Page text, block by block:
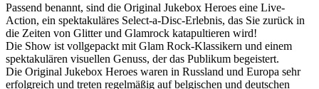
Passend benannt, sind die Original Jukebox Heroes eine Live-
Action, ein spektakuläres Select-a-Disc-Erlebnis, das Sie zurück in
die Zeiten von Glitter und Glamrock katapultieren wird!
Die Show ist vollgepackt mit Glam Rock-Klassikern und einem
spektakulären visuellen Genuss, der das Publikum begeistert.
Die Original Jukebox Heroes waren in Russland und Europa sehr
erfolgreich und treten regelmäßig auf belgischen und deutschen